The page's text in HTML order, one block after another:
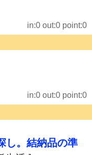
in:0 out:0 point:0
in:0 out:0 point:0
し。結納品の準